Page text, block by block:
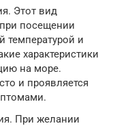
Этот вид
посещении
температурой и
характеристики
на море.
и проявляется
При желании